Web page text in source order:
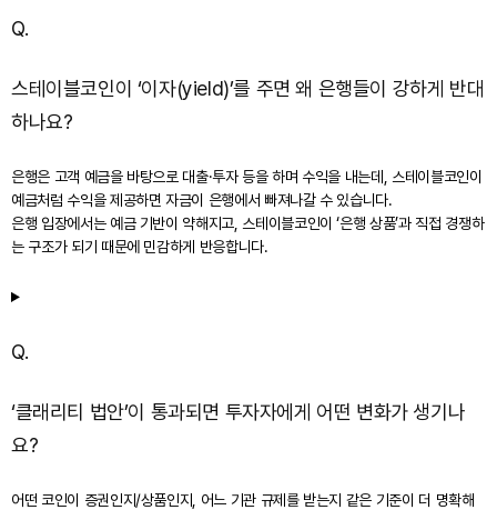
Q.
스테이블코인이 ‘이자(yield)’를 주면 왜 은행들이 강하게 반대
하나요?
은행은 고객 예금을 바탕으로 대출·투자 등을 하며 수익을 내는데, 스테이블코인이
예금처럼 수익을 제공하면 자금이 은행에서 빠져나갈 수 있습니다.
은행 입장에서는 예금 기반이 약해지고, 스테이블코인이 ‘은행 상품’과 직접 경쟁하
는 구조가 되기 때문에 민감하게 반응합니다.
Q.
‘클래리티 법안’이 통과되면 투자자에게 어떤 변화가 생기나
요?
어떤 코인이 증권인지/상품인지, 어느 기관 규제를 받는지 같은 기준이 더 명확해